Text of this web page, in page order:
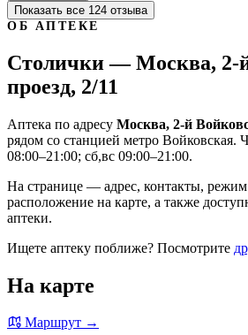
Показать все 124 отзыва
ОБ АПТЕКЕ
Столички — Москва, 2-
проезд, 2/11
Аптека по адресу Москва, 2-й
рядом со станцией метро Войковская.
08:00–21:00; сб,вс 09:00–21:00.
На странице — адрес, контакты,
расположение на карте, а также
аптеки.
Ищете аптеку поближе? Посмотрите
На карте
Маршрут →